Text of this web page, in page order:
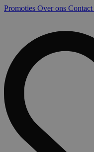
Promoties Over ons Contact